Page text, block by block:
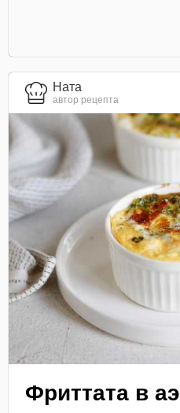
Ната
автор рецепта
Фриттата в